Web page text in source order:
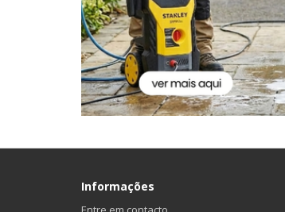
Informações